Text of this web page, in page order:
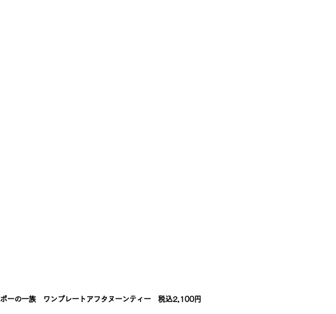
ポーの一族　ワンプレートアフタヌーンティー　税込2,100円